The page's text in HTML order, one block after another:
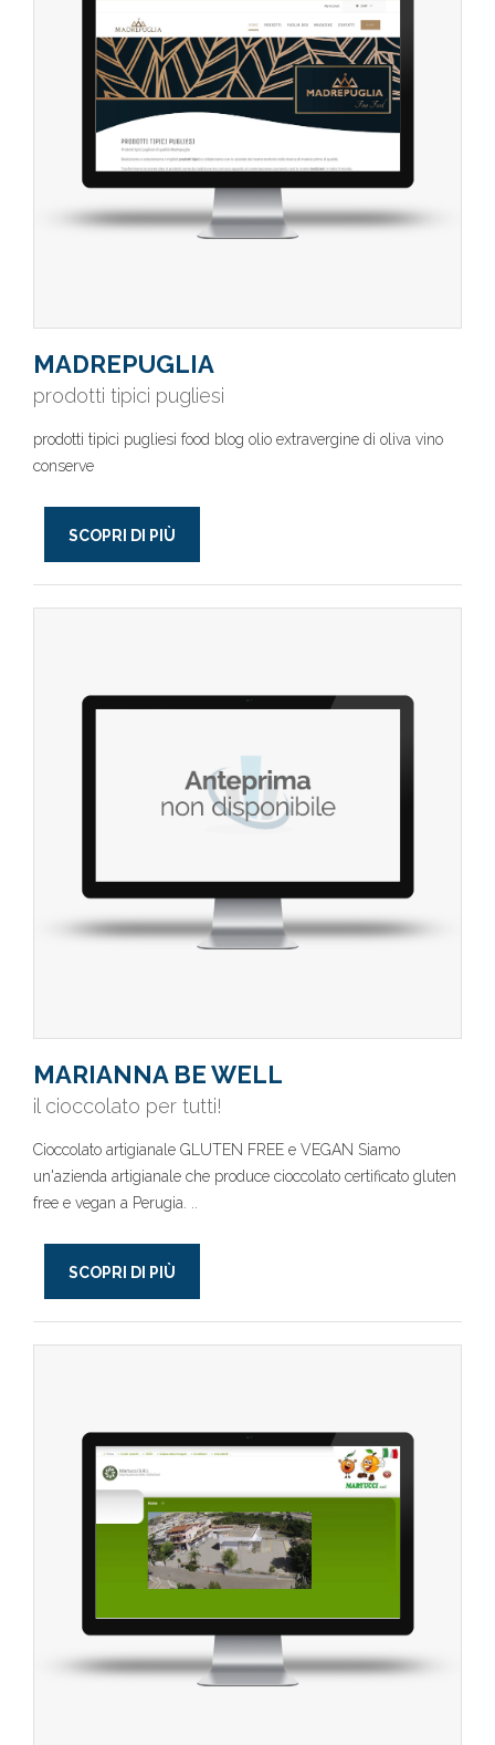
MADREPUGLIA
prodotti tipici pugliesi
prodotti tipici pugliesi food blog olio extravergine di oliva vino
conserve
SCOPRI DI PIÙ
MARIANNA BE WELL
il cioccolato per tutti!
Cioccolato artigianale GLUTEN FREE e VEGAN Siamo
un'azienda artigianale che produce cioccolato certificato gluten
free e vegan a Perugia. ..
SCOPRI DI PIÙ